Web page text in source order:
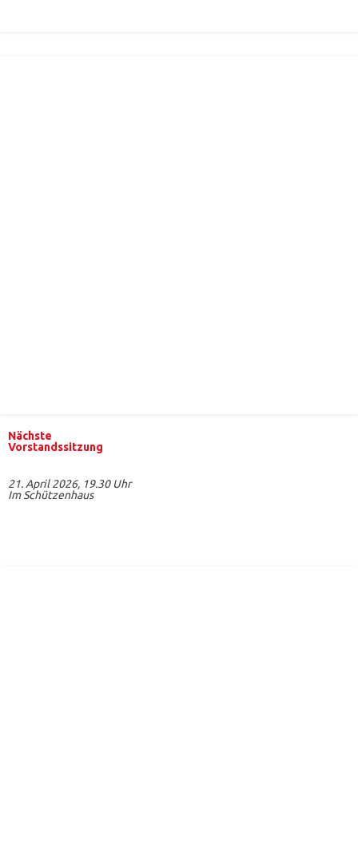
Alle Infos zum DSB-Projekt "Schützen gegen Extremismus, für
Vielfalt und Demokratie"